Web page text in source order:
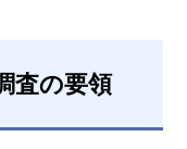
査の要領